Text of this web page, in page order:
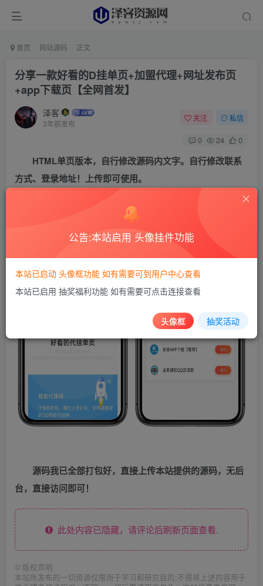
首页 网站源码 正文
分享一款好看的D挂单页+加盟代理+网址发布页
+app下载页【全网首发】
泽客
3年前发布
关注 私信
0 24 0
HTML单页版本，自行修改源码内文字。自行修改联系
方式、登录地址！上传即可使用。
源码我已全部打包好，直接上传本站提供的源码，无后
台，直接访问即可！
此处内容已隐藏，请评论后刷新页面查看.
© 版权声明
本站所发布的一切资源仅限用于学习和研究目的;不得将上述内容用于
公告:本站启用 头像挂件功能
本站已启动 头像框功能 如有需要可到用户中心查看
本站已启用 抽奖福利功能 如有需要可点击连接查看
头像框 抽奖活动